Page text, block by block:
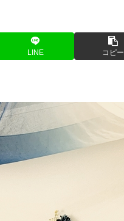
LINE コピー